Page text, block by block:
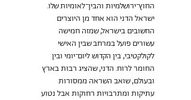
החוץ־ירושלמיות והבין־לאומיות שלו.
ישראל הדני הוא אחד מן היוצרים
החשובים בישראל, שמזה חמישה
עשורים פועל במרחב שבין האישי
לקולקטיבי, בין הקדוש ליום־יומי ובין
החומר לרוח. הדני, שהציג רבות בארץ
ובעולם, שואב השראה ממסורות
עתיקות ומתרבויות רחוקות אבל נטוע